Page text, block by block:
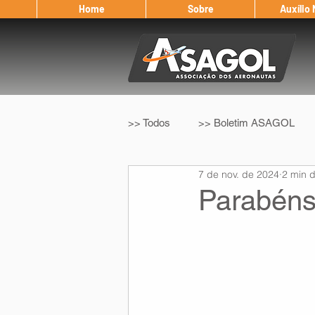
Home Sobre Auxílio
>> Todos >> Boletim ASAGOL
>> Legislação >> IFALPA
7 de nov. de 2024 2 min